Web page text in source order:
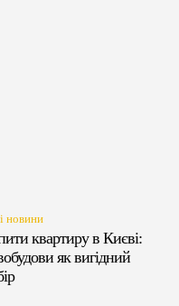
новини
квартиру в Києві:
як вигідний